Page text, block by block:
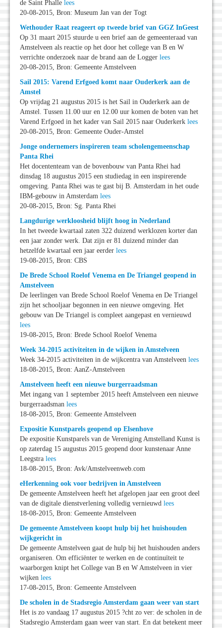
de Saint Phalle lees
20-08-2015, Bron: Museum Jan van der Togt
Wethouder Raat reageert op tweede brief van GGZ InGeest
Op 31 maart 2015 stuurde u een brief aan de gemeenteraad van
Amstelveen als reactie op het door het college van B en W
verrichte onderzoek naar de brand aan de Logger lees
20-08-2015, Bron: Gemeente Amstelveen
Sail 2015: Varend Erfgoed komt naar Ouderkerk aan de
Amstel
Op vrijdag 21 augustus 2015 is het Sail in Ouderkerk aan de
Amstel. Tussen 11.00 uur en 12.00 uur komen de boten van het
Varend Erfgoed in het kader van Sail 2015 naar Ouderkerk lees
20-08-2015, Bron: Gemeente Ouder-Amstel
Jonge ondernemers inspireren team scholengemeenschap
Panta Rhei
Het docententeam van de bovenbouw van Panta Rhei had
dinsdag 18 augustus 2015 een studiedag in een inspirerende
omgeving. Panta Rhei was te gast bij B. Amsterdam in het oude
IBM-gebouw in Amsterdam lees
20-08-2015, Bron: Sg. Panta Rhei
Langdurige werkloosheid blijft hoog in Nederland
In het tweede kwartaal zaten 322 duizend werklozen korter dan
een jaar zonder werk. Dat zijn er 81 duizend minder dan
hetzelfde kwartaal een jaar eerder lees
19-08-2015, Bron: CBS
De Brede School Roelof Venema en De Triangel geopend in
Amstelveen
De leerlingen van Brede School Roelof Venema en De Triangel
zijn het schooljaar begonnen in een nieuwe omgeving. Het
gebouw van De Triangel is compleet aangepast en vernieuwd
lees
19-08-2015, Bron: Brede School Roelof Venema
Week 34-2015 activiteiten in de wijken in Amstelveen
Week 34-2015 activiteiten in de wijkcentra van Amstelveen lees
18-08-2015, Bron: AanZ-Amstelveen
Amstelveen heeft een nieuwe burgerraadsman
Met ingang van 1 september 2015 heeft Amstelveen een nieuwe
burgerraadsman lees
18-08-2015, Bron: Gemeente Amstelveen
Expositie Kunstparels geopend op Elsenhove
De expositie Kunstparels van de Vereniging Amstelland Kunst is
op zaterdag 15 augustus 2015 geopend door kunstenaar Anne
Leegstra lees
18-08-2015, Bron: Avk/Amstelveenweb.com
eHerkenning ook voor bedrijven in Amstelveen
De gemeente Amstelveen heeft het afgelopen jaar een groot deel
van de digitale dienstverlening volledig vernieuwd lees
18-08-2015, Bron: Gemeente Amstelveen
De gemeente Amstelveen koopt hulp bij het huishouden
wijkgericht in
De gemeente Amstelveen gaat de hulp bij het huishouden anders
organiseren. Om efficiënter te werken en de continuïteit te
waarborgen knipt het College van B en W Amstelveen in vier
wijken lees
17-08-2015, Bron: Gemeente Amstelveen
De scholen in de Stadsregio Amsterdam gaan weer van start
Het is zo vandaag 17 augustus 2015 ?cht zo ver: de scholen in de
Stadsregio Amsterdam gaan weer van start. En dat betekent meer